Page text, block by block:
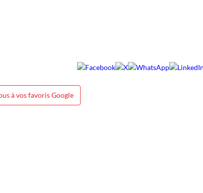
à vos favoris Google